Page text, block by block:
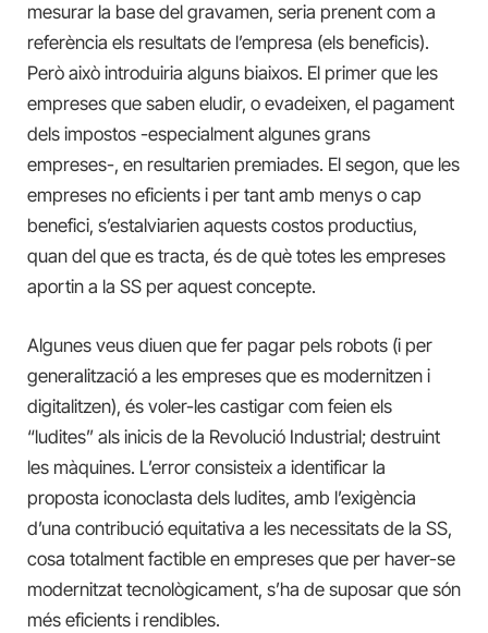
mesurar la base del gravamen, seria prenent com a
referència els resultats de l’empresa (els beneficis).
Però això introduiria alguns biaixos. El primer que les
empreses que saben eludir, o evadeixen, el pagament
dels impostos -especialment algunes grans
empreses-, en resultarien premiades. El segon, que les
empreses no eficients i per tant amb menys o cap
benefici, s’estalviarien aquests costos productius,
quan del que es tracta, és de què totes les empreses
aportin a la SS per aquest concepte.
Algunes veus diuen que fer pagar pels robots (i per
generalització a les empreses que es modernitzen i
digitalitzen), és voler-les castigar com feien els
“ludites” als inicis de la Revolució Industrial; destruint
les màquines. L’error consisteix a identificar la
proposta iconoclasta dels ludites, amb l’exigència
d’una contribució equitativa a les necessitats de la SS,
cosa totalment factible en empreses que per haver-se
modernitzat tecnològicament, s’ha de suposar que són
més eficients i rendibles.